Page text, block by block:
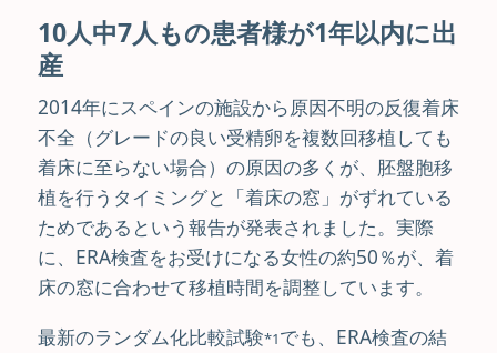
10人中7人もの患者様が1年以内に出
産
2014年にスペインの施設から原因不明の反復着床
不全（グレードの良い受精卵を複数回移植しても
着床に至らない場合）の原因の多くが、胚盤胞移
植を行うタイミングと「着床の窓」がずれている
ためであるという報告が発表されました。実際
に、ERA検査をお受けになる女性の約50％が、着
床の窓に合わせて移植時間を調整しています。
最新のランダム化比較試験*1でも、ERA検査の結